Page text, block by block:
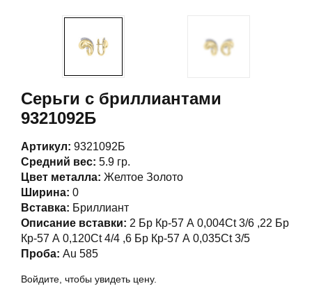
Серьги с бриллиантами
9321092Б
Артикул: 9321092Б
Средний вес: 5.9 гр.
Цвет металла: Желтое Золото
Ширина: 0
Вставка: Бриллиант
Описание вставки: 2 Бр Кр-57 А 0,004Ct 3/6 ,22 Бр
Кр-57 А 0,120Ct 4/4 ,6 Бр Кр-57 А 0,035Ct 3/5
Проба: Au 585
Войдите, чтобы увидеть цену.